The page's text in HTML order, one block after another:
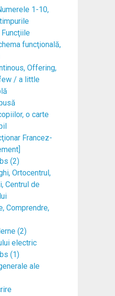
1-10,
Funcţiile
funcţională,
Offering,
/ a little
o carte
Francez-
(2)
Ortocentrul,
Centrul de
Comprendre,
(2)
electric
(1)
ale